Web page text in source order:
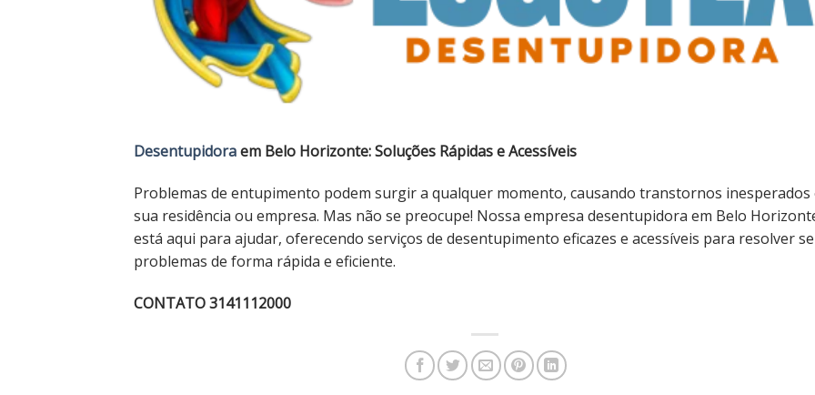
Desentupidoraem Belo Horizonte: Soluções Rápidas e Acessíveis
Problemas de entupimento podem surgir a qualquer momento, causando transtornos inesperados
sua residência ou empresa. Mas não se preocupe! Nossa empresa desentupidora em Belo
está aqui para ajudar, oferecendo serviços de desentupimento eficazes e acessíveis para resolver
problemas de forma rápida e eficiente.
CONTATO 3141112000